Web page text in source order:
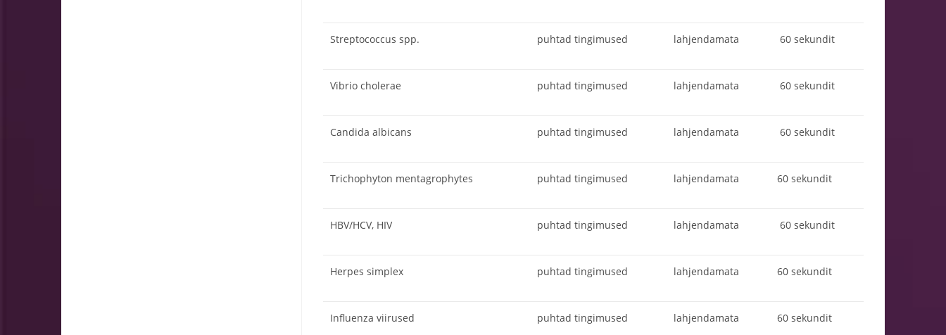
Streptococcus spp. puhtad tingimused lahjendamata 60 sekundit
Vibrio cholerae puhtad tingimused lahjendamata 60 sekundit
Candida albicans puhtad tingimused lahjendamata 60 sekundit
Trichophyton mentagrophytes puhtad tingimused lahjendamata 60 sekundit
HBV/HCV, HIV puhtad tingimused lahjendamata 60 sekundit
Herpes simplex puhtad tingimused lahjendamata 60 sekundit
Influenza viirused puhtad tingimused lahjendamata 60 sekundit